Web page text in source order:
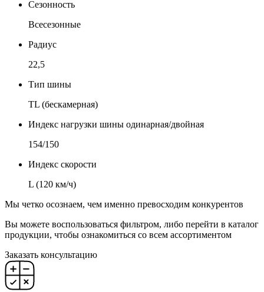
Сезонность
Всесезонные
Радиус
22,5
Тип шины
TL (бескамерная)
Индекс нагрузки шины одинарная/двойная
154/150
Индекс скорости
L (120 км/ч)
Мы четко осознаем, чем именно превосходим конкурентов
Вы можете воспользоваться фильтром, либо перейти в каталог
продукции, чтобы ознакомиться со всем ассортиментом
Заказать консультацию